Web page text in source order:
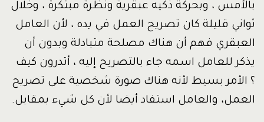
بالأمس ، وبحركة ذكيه عبقرية ونظرة مبتكرة ، وخلال
ثواني قليلة كان تصريح العمل في يده ، لأن العامل
العبقري فهم أن هناك مصلحة متبادلة وبدون أن
يذكر للعامل اسمه جاء بالتصريح إليه ، أتدرون كيف
؟ الأمر بسيط لأنه هناك صورة شخصية على تصريح
العمل، والعامل استفاد أيضا لأن كل شيء بمقابل.